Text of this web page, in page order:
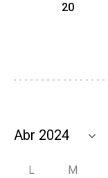
20
L M